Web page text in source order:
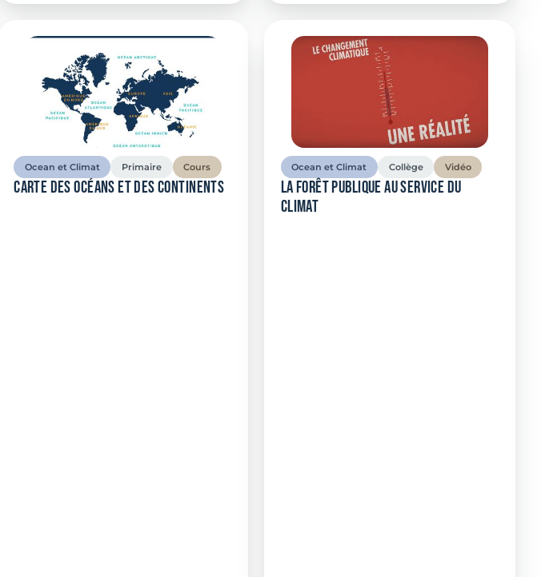
Ocean et Climat Primaire Cours
Carte des océans et des continents
Ocean et Climat Collège Vidéo
La forêt publique au service du
climat